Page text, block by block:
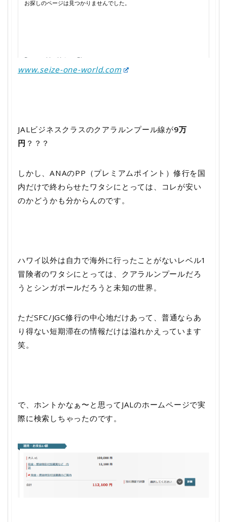
www.seize-one-world.com
JALビジネスクラスのクアラルンプール線が9万
円 ？？？
しかし、ANAのPP（プレミアムポイント）修行を国
内だけで終わらせたワタシにとっては、コレが安い
のかどうかも分からんのです。
ハワイ以外は自力で海外に行ったことがないレベル1
冒険者のワタシにとっては、クアラルンプールだろ
うとシンガポールだろうと未知の世界。
ただSFC/JGC修行の中心地だけあって、普通ならあ
り得ない短期滞在の情報だけは溢れかえっています
笑。
で、ホントかなぁ〜と思ってJALのホームページで実
際に検索しちゃったのです。